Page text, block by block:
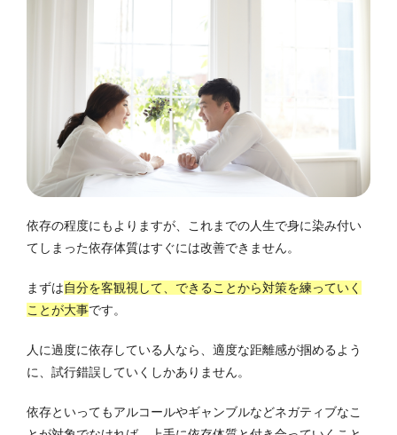
依存の程度にもよりますが、これまでの人生で身に染み付い
てしまった依存体質はすぐには改善できません。
まずは自分を客観視して、できることから対策を練っていく
ことが大事です。
人に過度に依存している人なら、適度な距離感が掴めるよう
に、試行錯誤していくしかありません。
依存といってもアルコールやギャンブルなどネガティブなこ